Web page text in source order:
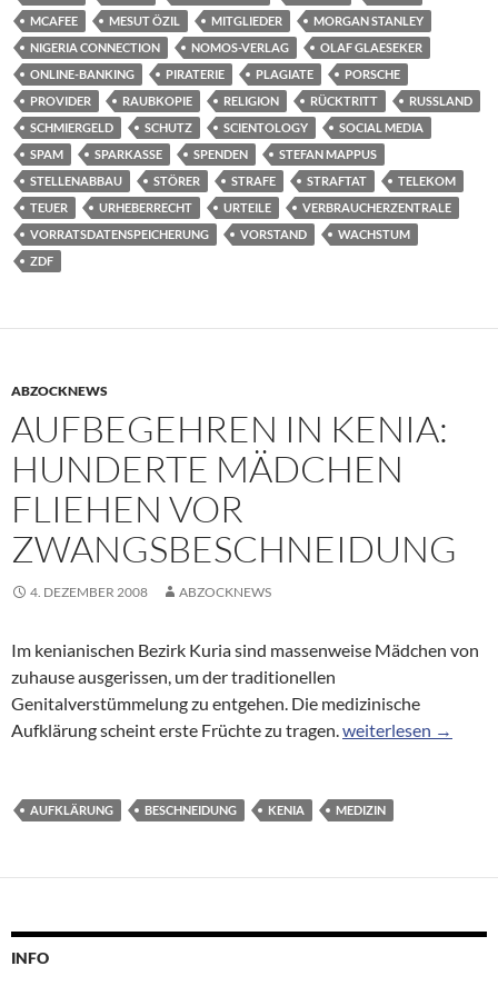
MCAFEE
MESUT ÖZIL MITGLIEDER
MORGAN STANLEY
NIGERIA CONNECTION
NOMOS-VERLAG
OLAF GLAESEKER
ONLINE-BANKING
PIRATERIE PLAGIATE
PORSCHE
PROVIDER
RAUBKOPIE RELIGION RÜCKTRITT
RUSSLAND
SCHMIERGELD
SCHUTZ SCIENTOLOGY
SOCIAL MEDIA
SPAM
SPARKASSE SPENDEN
STEFAN MAPPUS
STELLENABBAU
STÖRER STRAFE STRAFTAT
TELEKOM
TEUER
URHEBERRECHT URTEILE
VERBRAUCHERZENTRALE
VORRATSDATENSPEICHERUNG
VORSTAND
WACHSTUM
ZDF
ABZOCKNEWS
AUFBEGEHREN IN KENIA:
HUNDERTE MÄDCHEN
FLIEHEN VOR
ZWANGSBESCHNEIDUNG
4. DEZEMBER 2008 ABZOCKNEWS
Im kenianischen Bezirk Kuria sind massenweise Mädchen von
zuhause ausgerissen, um der traditionellen
Genitalverstümmelung zu entgehen. Die medizinische
Aufklärung scheint erste Früchte zu tragen.Aufbegehren in
weiterlesen →
AUFKLÄRUNG BESCHNEIDUNG KENIA MEDIZIN
INFO